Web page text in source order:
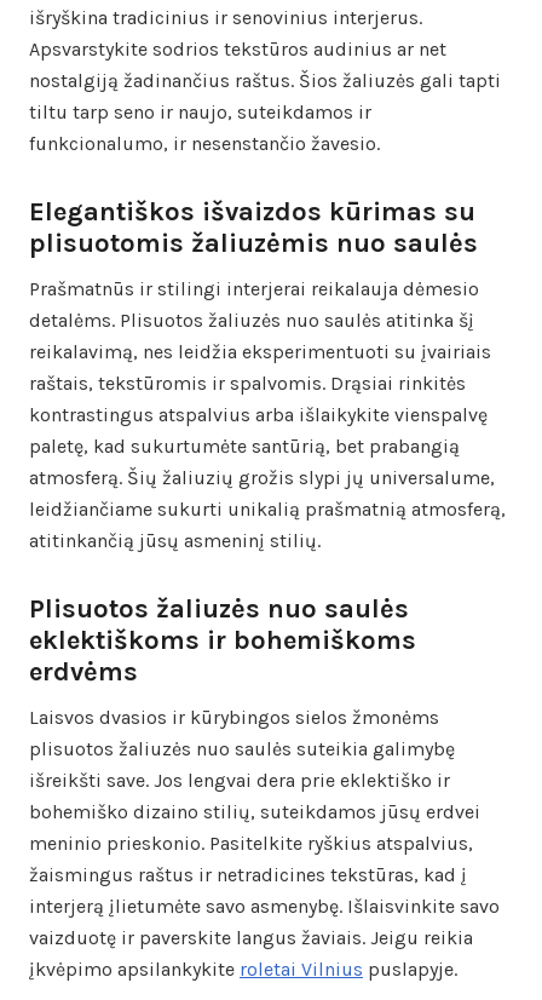
išryškina tradicinius ir senovinius interjerus.
Apsvarstykite sodrios tekstūros audinius ar net
nostalgiją žadinančius raštus. Šios žaliuzės gali tapti
tiltu tarp seno ir naujo, suteikdamos ir
funkcionalumo, ir nesenstančio žavesio.
Elegantiškos išvaizdos kūrimas su
plisuotomis žaliuzėmis nuo saulės
Prašmatnūs ir stilingi interjerai reikalauja dėmesio
detalėms. Plisuotos žaliuzės nuo saulės atitinka šį
reikalavimą, nes leidžia eksperimentuoti su įvairiais
raštais, tekstūromis ir spalvomis. Drąsiai rinkitės
kontrastingus atspalvius arba išlaikykite vienspalvę
paletę, kad sukurtumėte santūrią, bet prabangią
atmosferą. Šių žaliuzių grožis slypi jų universalume,
leidžiančiame sukurti unikalią prašmatnią atmosferą,
atitinkančią jūsų asmeninį stilių.
Plisuotos žaliuzės nuo saulės
eklektiškoms ir bohemiškoms
erdvėms
Laisvos dvasios ir kūrybingos sielos žmonėms
plisuotos žaliuzės nuo saulės suteikia galimybę
išreikšti save. Jos lengvai dera prie eklektiško ir
bohemiško dizaino stilių, suteikdamos jūsų erdvei
meninio prieskonio. Pasitelkite ryškius atspalvius,
žaismingus raštus ir netradicines tekstūras, kad į
interjerą įlietumėte savo asmenybę. Išlaisvinkite savo
vaizduotę ir paverskite langus žaviais. Jeigu reikia
įkvėpimo apsilankykite roletai Vilnius puslapyje.